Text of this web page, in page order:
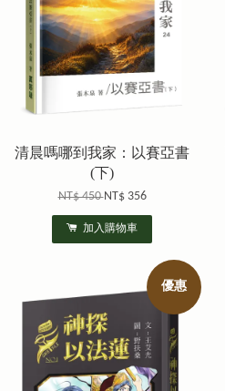
清晨嗎哪到我家：以賽亞書
(下)
NT$ 450NT$ 356
加入購物車
優惠